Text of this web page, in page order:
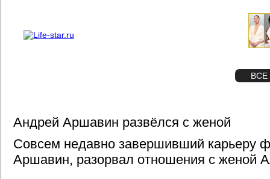
ВСЕ
Андрей Аршавин развёлся с женой
Совсем недавно завершивший карьеру
Аршавин, разорвал отношения с женой